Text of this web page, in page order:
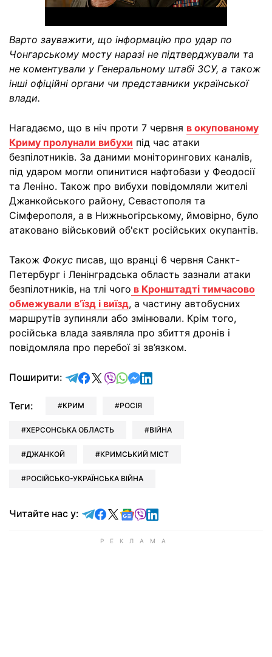
Варто зауважити, що інформацію про удар по
Чонгарському мосту наразі не підтверджували та
не коментували у Генеральному штабі ЗСУ, а також
інші офіційні органи чи представники української
влади.
Нагадаємо, що в ніч проти 7 червня в окупованому
Криму пролунали вибухи під час атаки
безпілотників. За даними моніторингових каналів,
під ударом могли опинитися нафтобази у Феодосії
та Леніно. Також про вибухи повідомляли жителі
Джанкойського району, Севастополя та
Сімферополя, а в Нижньогірському, ймовірно, було
атаковано військовий об'єкт російських окупантів.
Також Фокус писав, що вранці 6 червня Санкт-
Петербург і Ленінградська область зазнали атаки
безпілотників, на тлі чого в Кронштадті тимчасово
обмежували в’їзд і виїзд, а частину автобусних
маршрутів зупиняли або змінювали. Крім того,
російська влада заявляла про збиття дронів і
повідомляла про перебої зі зв’язком.
Поширити: відправити у Telegram
поділитись у Facebook
поділитись у X
відправити у Viber
відправити у Whatsapp
відправити у Messenger
відправити у LinkedIn
Теги: КРИМ РОСІЯ
ХЕРСОНСЬКА ОБЛАСТЬ ВІЙНА
ДЖАНКОЙ КРИМСЬКИЙ МІСТ
РОСІЙСЬКО-УКРАЇНСЬКА ВІЙНА
Читайте нас у: Читайте у Telegram
Читайте у Facebook
Читайте у X
Читайте у Google news
Читайте у Viber
Читайте у LinkedIn